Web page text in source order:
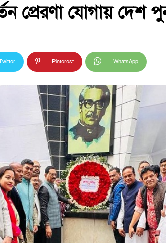
প্রেরণা যোগায় দেশ
Pinterest WhatsApp